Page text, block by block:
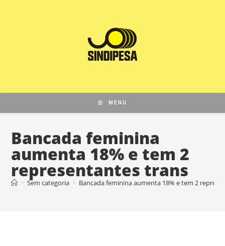
MENU
Bancada feminina
aumenta 18% e tem 2
representantes trans
> Sem categoria > Bancada feminina aumenta 18% e tem 2